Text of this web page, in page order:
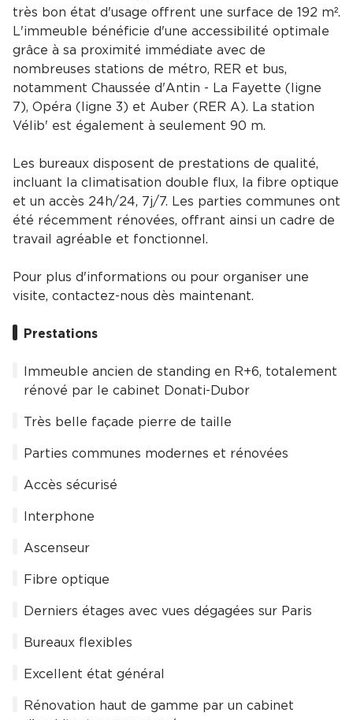
très bon état d'usage offrent une surface de 192 m².
L'immeuble bénéficie d'une accessibilité optimale
grâce à sa proximité immédiate avec de
nombreuses stations de métro, RER et bus,
notamment Chaussée d'Antin - La Fayette (ligne
7), Opéra (ligne 3) et Auber (RER A). La station
Vélib' est également à seulement 90 m.
Les bureaux disposent de prestations de qualité,
incluant la climatisation double flux, la fibre optique
et un accès 24h/24, 7j/7. Les parties communes ont
été récemment rénovées, offrant ainsi un cadre de
travail agréable et fonctionnel.
Pour plus d'informations ou pour organiser une
visite, contactez-nous dès maintenant.
Prestations
Immeuble ancien de standing en R+6, totalement
rénové par le cabinet Donati-Dubor
Très belle façade pierre de taille
Parties communes modernes et rénovées
Accès sécurisé
Interphone
Ascenseur
Fibre optique
Derniers étages avec vues dégagées sur Paris
Bureaux flexibles
Excellent état général
Rénovation haut de gamme par un cabinet